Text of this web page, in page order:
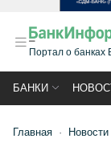
Портал о банках
БАНКИ
Главная Новости